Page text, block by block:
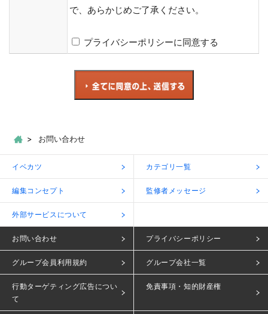
で、あらかじめご了承ください。
プライバシーポリシーに同意する
お問い合わせ
イベカツ カテゴリ一覧
編集コンセプト 監修者メッセージ
外部サービスについて
お問い合わせ プライバシーポリシー
グループ会員利用規約 グループ会社一覧
行動ターゲティング広告につい
て
免責事項・知的財産権